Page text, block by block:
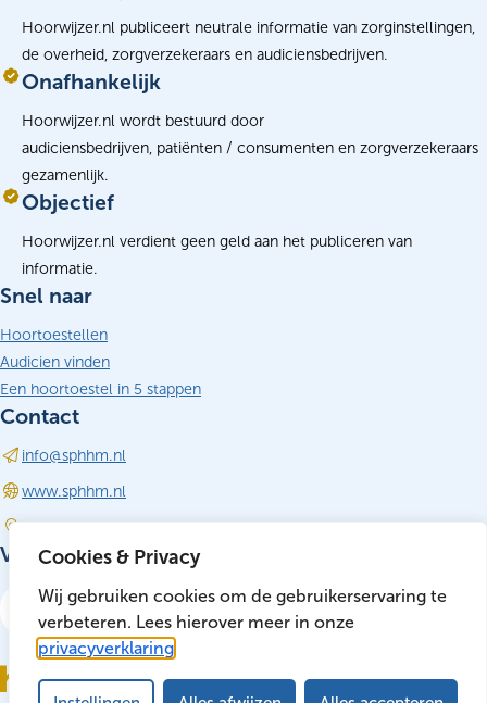
Cookies & Privacy
Wij gebruiken cookies om de gebruikerservaring te
verbeteren. Lees hierover meer in onze
privacyverklaring
Hoorwijzer.nl publiceert neutrale informatie van zorginstellingen,
de overheid, zorgverzekeraars en audiciensbedrijven.
Onafhankelijk
Hoorwijzer.nl wordt bestuurd door
audiciensbedrijven, patiënten / consumenten en zorgverzekeraars
gezamenlijk.
Objectief
Hoorwijzer.nl verdient geen geld aan het publiceren van
informatie.
Snel naar
Hoortoestellen
Audicien vinden
Een hoortoestel in 5 stappen
Contact
info@sphhm.nl
www.sphhm.nl
Driebergen-Rijsenburg
Volg ons
(opent in nieuw tabblad)